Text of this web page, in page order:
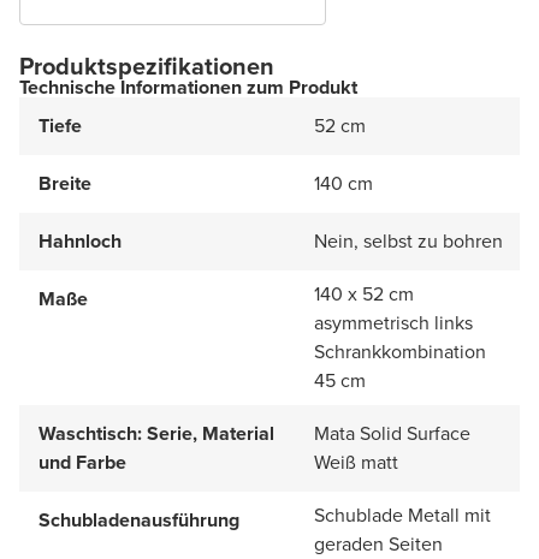
Produktspezifikationen
Technische Informationen zum Produkt
Tiefe
52 cm
Breite 140 cm
Hahnloch Nein, selbst zu bohren
Maße
140 x 52 cm
asymmetrisch links
Schrankkombination
45 cm
Waschtisch: Serie, Material
und Farbe
Mata Solid Surface
Weiß matt
Schubladenausführung
Schublade Metall mit
geraden Seiten